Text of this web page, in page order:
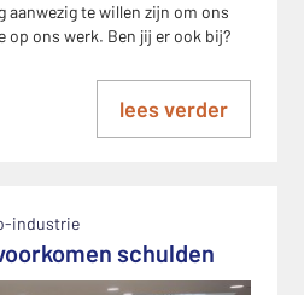
aanwezig te willen zijn om ons
op ons werk. Ben jij er ook bij?
lees verder
industrie
schulden